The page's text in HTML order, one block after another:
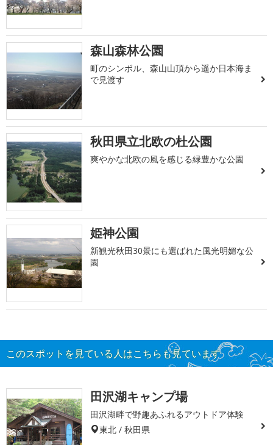
森山森林公園
町のシンボル、森山山頂から遥か日本海ま
で見渡す
秋田県立北欧の杜公園
爽やかな北欧の風を感じる緑豊かな公園
姫神公園
新観光秋田30景にも選ばれた風光明媚な公
園
このスポットを見ている人はこちらも見ています
田沢湖キャンプ場
田沢湖畔で野趣あふれるアウトドア体験
東北 / 秋田県